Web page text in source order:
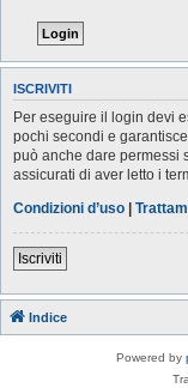
ISCRIVITI
Per eseguire il login devi
pochi secondi e
può anche dare permessi
assicurati di aver letto i
Condizioni d’uso |
Iscriviti
Indice
Powered by